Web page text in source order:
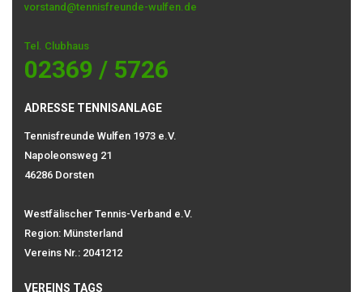
vorstand@tennisfreunde-wulfen.de
Tel. Clubhaus
02369 / 5726
ADRESSE TENNISANLAGE
Tennisfreunde Wulfen 1973 e.V.
Napoleonsweg 21
46286 Dorsten
Westfälischer Tennis-Verband e.V.
Region: Münsterland
Vereins Nr.: 2041212
VEREINS TAGS